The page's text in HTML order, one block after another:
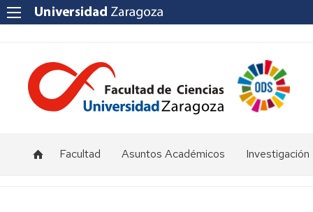
Facultad Asuntos Académicos Investigación